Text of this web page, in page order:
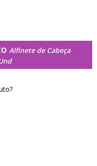
Alfinete de Cabeça